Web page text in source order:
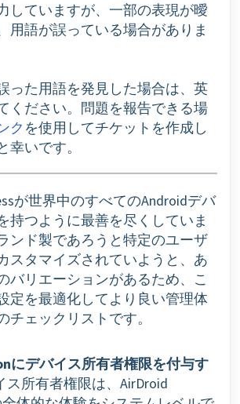
していますが、一部の表現が曖
用語が誤っている場合がありま
った用語を発見した場合は、英
ください。問題を報告できる場
ク を使用してチケットを作成し
幸いです。
が世界中のすべてのAndroidデバ
持つように最善を尽くしていま
ンド製であろうと特定のユーザ
スタマイズされていようと、あ
バリエーションがあるため、こ
定を最適化してより良い管理体
チェックリストです。
にデバイス所有者権限を付与す
ス所有者権限は、AirDroid